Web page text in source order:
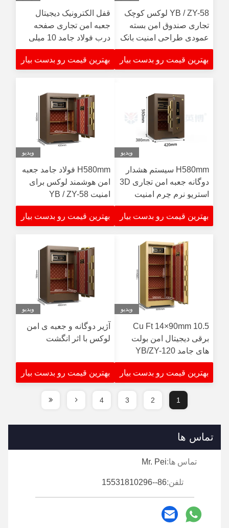
YB / ZY-58 لوکس کوچک
تجاری صندوق امن بسته
عمودی طراحی امنیت بانک
بهترین قیمت رو بدست بیار
قفل الکترونیک دیجیتال
جعبه امن تجاری صفحه
درب فولاد جامد 10 میلی
متری YB / ZY-100
بهترین قیمت رو بدست بیار
ویدیو
H580mm سیستم هشدار
دوگانه جعبه امن تجاری 3D
استریو نرم چرم امنیت
دیجیتال
بهترین قیمت رو بدست بیار
ویدیو
H580mm فولاد جامد جعبه
امن هوشمند لوکس برای
امنیت YB / ZY-58
بهترین قیمت رو بدست بیار
ویدیو
10.5 Cu Ft 14×90mm
برقی دیجیتال امن بولت
های جامد YB/ZY-120
بهترین قیمت رو بدست بیار
ویدیو
آژیر دوگانه و جعبه ی امن
لوکس با اثر انگشت
بهترین قیمت رو بدست بیار
1
2
3
4
تماس ها
تماس ها:Mr. Pei
تلفن:86--15531810296